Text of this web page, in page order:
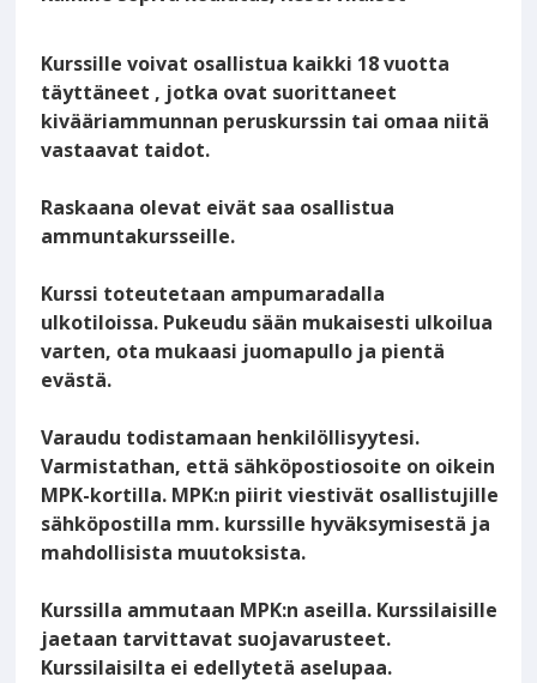
Kurssille voivat osallistua kaikki 18 vuotta
täyttäneet , jotka ovat suorittaneet
kivääriammunnan peruskurssin tai omaa niitä
vastaavat taidot.
Raskaana olevat eivät saa osallistua
ammuntakursseille.
Kurssi toteutetaan ampumaradalla
ulkotiloissa. Pukeudu sään mukaisesti ulkoilua
varten, ota mukaasi juomapullo ja pientä
evästä.
Varaudu todistamaan henkilöllisyytesi.
Varmistathan, että sähköpostiosoite on oikein
MPK-kortilla. MPK:n piirit viestivät osallistujille
sähköpostilla mm. kurssille hyväksymisestä ja
mahdollisista muutoksista.
Kurssilla ammutaan MPK:n aseilla. Kurssilaisille
jaetaan tarvittavat suojavarusteet.
Kurssilaisilta ei edellytetä aselupaa.